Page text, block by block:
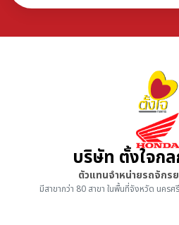
บริษัท ตั้งใจกล
ตัวแทนจำหน่ายรถจักร
มีสาขากว่า 80 สาขา ในพื้นที่จังหวัด นคร